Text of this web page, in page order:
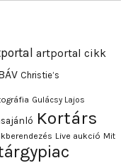
artportal cikk
Christie’s
Gulácsy Lajos
Kortárs
Live aukció Mit